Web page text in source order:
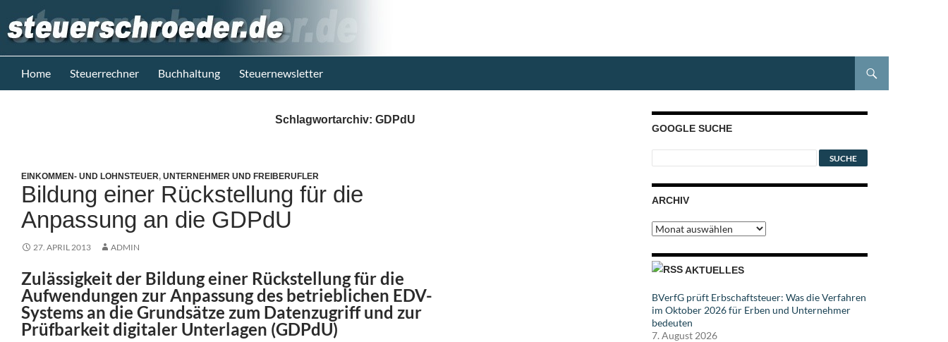
Inhalt
springen
Steuerblog www.steuerschroeder.de
Home Steuerrechner Buchhaltung Steuernewsletter
Schlagwortarchiv: GDPdU
EINKOMMEN- UND LOHNSTEUER, UNTERNEHMER UND FREIBERUFLER
Bildung einer Rückstellung für die
Anpassung an die GDPdU
27. APRIL 2013 ADMIN
Zulässigkeit der Bildung einer Rückstellung für die
Aufwendungen zur Anpassung des betrieblichen EDV-
Systems an die Grundsätze zum Datenzugriff und zur
Prüfbarkeit digitaler Unterlagen (GDPdU)
GOOGLE SUCHE
ARCHIV
Archiv
AKTUELLES
BVerfG prüft Erbschaftsteuer: Was die Verfahren
im Oktober 2026 für Erben und Unternehmer
bedeuten
7. August 2026